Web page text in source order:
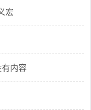
宏
内容